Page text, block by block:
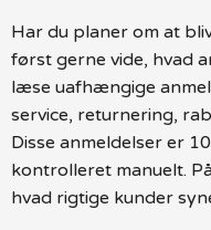
Har du planer om at
først gerne vide, hvad
læse uafhængige
service, returnering,
Disse anmeldelser er
kontrolleret manuelt.
hvad rigtige kunder